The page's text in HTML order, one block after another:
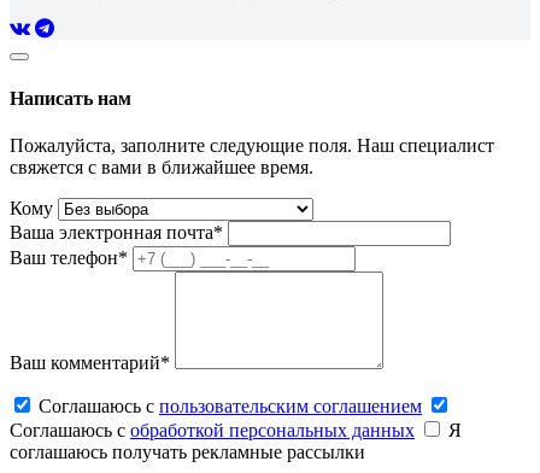
Написать нам
Пожалуйста, заполните следующие поля. Наш специалист
свяжется с вами в ближайшее время.
Кому
Ваша электронная почта*
Ваш телефон*
Ваш комментарий*
Соглашаюсь c пользовательским соглашением
Соглашаюсь c обработкой персональных данных
Я
соглашаюсь получать рекламные рассылки